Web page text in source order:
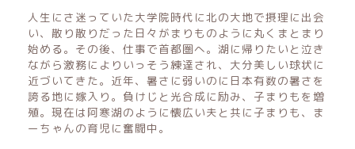
人生にさ迷っていた大学院時代に北の大地で摂理に出会
い、散り散りだった日々がまりものように丸くまとまり
始める。その後、仕事で首都圏へ。湖に帰りたいと泣き
ながら激務によりいっそう練達され、大分美しい球状に
近づいてきた。近年、暑さに弱いのに日本有数の暑さを
誇る地に嫁入り。負けじと光合成に励み、子まりもを増
殖。現在は阿寒湖のように懐広い夫と共に子まりも、ま
ーちゃんの育児に奮闘中。